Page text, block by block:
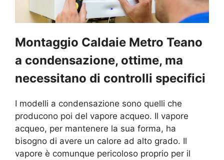
Montaggio Caldaie Metro Teano
a condensazione, ottime, ma
necessitano di controlli specifici
I modelli a condensazione sono quelli che
producono poi del vapore acqueo. Il vapore
acqueo, per mantenere la sua forma, ha
bisogno di avere un calore ad alto grado. Il
vapore è comunque pericoloso proprio per il